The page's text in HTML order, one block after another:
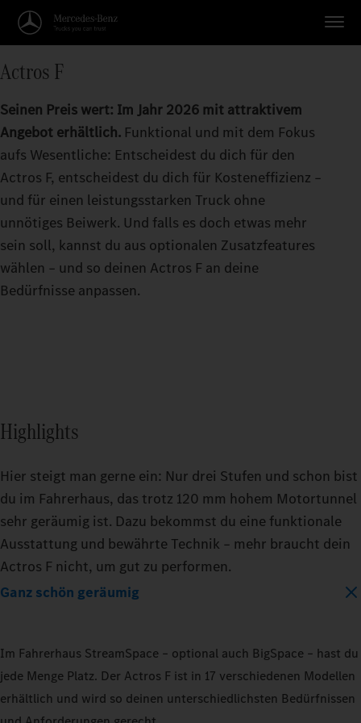
Actros F
Seinen Preis wert: Im Jahr 2026 mit attraktivem
Angebot erhältlich. Funktional und mit dem Fokus
aufs Wesentliche: Entscheidest du dich für den
Actros F, entscheidest du dich für Kosteneffizienz –
und für einen leistungsstarken Truck ohne
unnötiges Beiwerk. Und falls es doch etwas mehr
sein soll, kannst du aus optionalen Zusatzfeatures
wählen – und so deinen Actros F an deine
Bedürfnisse anpassen.
Highlights
Hier steigt man gerne ein: Nur drei Stufen und schon bist
du im Fahrerhaus, das trotz 120 mm hohem Motortunnel
sehr geräumig ist. Dazu bekommst du eine funktionale
Ausstattung und bewährte Technik – mehr braucht dein
Actros F nicht, um gut zu performen.
Ganz schön geräumig
Im Fahrerhaus StreamSpace – optional auch BigSpace – hast du
jede Menge Platz. Der Actros F ist in 17 verschiedenen Modellen
erhältlich und wird so deinen unterschiedlichsten Bedürfnissen